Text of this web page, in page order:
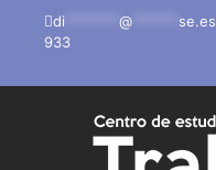
di @ se.es
933